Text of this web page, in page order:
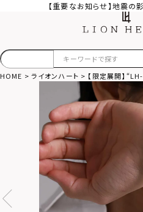
【重要なお知らせ】地震
HOME ライオンハート 【限定展開】